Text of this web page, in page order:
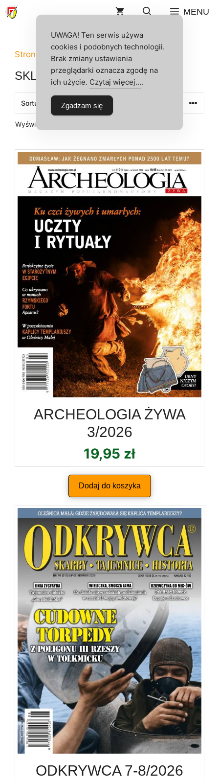
Przejdź
do
MENU
Strona główna/ Sklep
SKLEP
Wyświetlanie 1–8 z 400 wyników
ARCHEOLOGIA ŻYWA
3/2026
19,95 zł
Dodaj do koszyka
ODKRYWCA 7-8/2026
UWAGA! Ten serwis używa
cookies i podobnych technologii.
Brak zmiany ustawienia
przeglądarki oznacza zgodę na
ich użycie. Czytaj więcej….
Zgadzam się